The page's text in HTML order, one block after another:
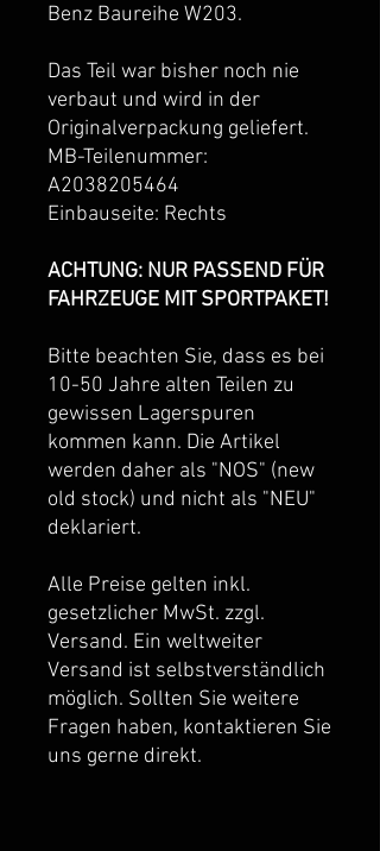
Benz Baureihe W203.
Das Teil war bisher noch nie
verbaut und wird in der
Originalverpackung geliefert.
MB-Teilenummer:
A2038205464
Einbauseite: Rechts
ACHTUNG: NUR PASSEND FÜR
FAHRZEUGE MIT SPORTPAKET!
Bitte beachten Sie, dass es bei
10-50 Jahre alten Teilen zu
gewissen Lagerspuren
kommen kann. Die Artikel
werden daher als "NOS" (new
old stock) und nicht als "NEU"
deklariert.
Alle Preise gelten inkl.
gesetzlicher MwSt. zzgl.
Versand. Ein weltweiter
Versand ist selbstverständlich
möglich. Sollten Sie weitere
Fragen haben, kontaktieren Sie
uns gerne direkt.